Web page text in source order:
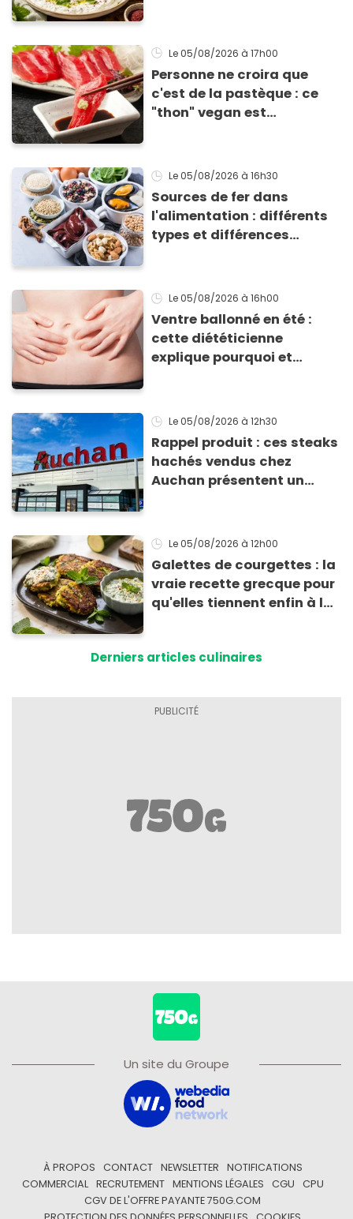
grillades
Le 05/08/2026 à 17h00
Personne ne croira que
c'est de la pastèque : ce
"thon" vegan est
Le 05/08/2026 à 16h30
Sources de fer dans
l'alimentation : différents
types et différences
Le 05/08/2026 à 16h00
Ventre ballonné en été :
cette diététicienne
explique pourquoi et
Le 05/08/2026 à 12h30
Rappel produit : ces steaks
hachés vendus chez
Auchan présentent un
Le 05/08/2026 à 12h00
Galettes de courgettes : la
vraie recette grecque pour
qu'elles tiennent enfin à la
Derniers articles culinaires
Un site du Groupe
À PROPOS CONTACT NEWSLETTER
NOTIFICATIONS
COMMERCIAL
RECRUTEMENT MENTIONS LÉGALES CGU
CPU
CGV DE L'OFFRE PAYANTE 750G.COM